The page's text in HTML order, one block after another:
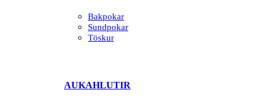
Bakpokar
Sundpokar
Töskur
AUKAHLUTIR